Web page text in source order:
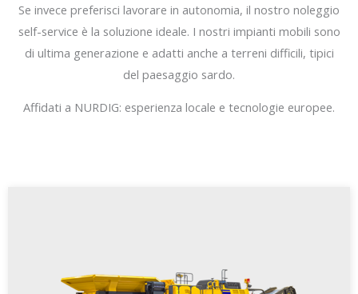
Se invece preferisci lavorare in autonomia, il nostro noleggio
self-service è la soluzione ideale. I nostri impianti mobili sono
di ultima generazione e adatti anche a terreni difficili, tipici
del paesaggio sardo.
Affidati a NURDIG: esperienza locale e tecnologie europee.